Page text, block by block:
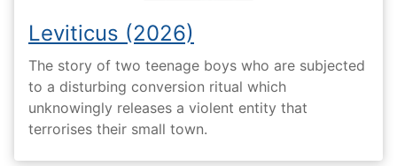
Leviticus (2026)
The story of two teenage boys who are subjected
to a disturbing conversion ritual which
unknowingly releases a violent entity that
terrorises their small town.